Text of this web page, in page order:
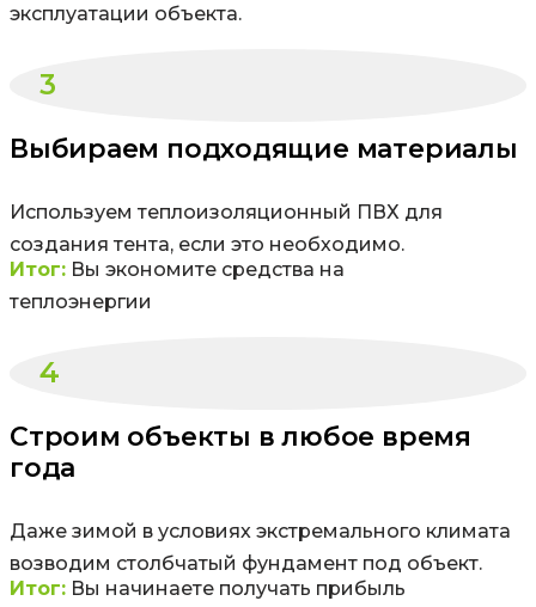
эксплуатации объекта.
3
Выбираем подходящие материалы
Используем теплоизоляционный ПВХ для
создания тента, если это необходимо.
Итог: Вы экономите средства на
теплоэнергии
4
Строим объекты в любое время
года
Даже зимой в условиях экстремального климата
возводим столбчатый фундамент под объект.
Итог: Вы начинаете получать прибыль